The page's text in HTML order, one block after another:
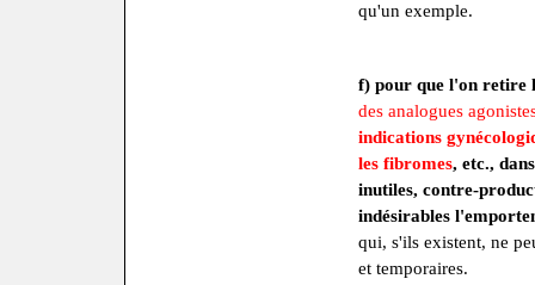
qu'un exemple.
f) pour que l'on retire
des analogues
indications
les fibromes, etc.,
inutiles, contre-
indésirables
qui, s'ils existent, ne
et temporaires.